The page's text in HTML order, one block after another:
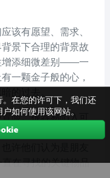
该有愿望、需求、
景下合理的背景故
增添细微差别——一
一颗金子般的心，
的过去。
险。很容易陷入可
意想不到的曲线
在寻找的关键物品
在您的许可下，我们还
如何使用该网站。